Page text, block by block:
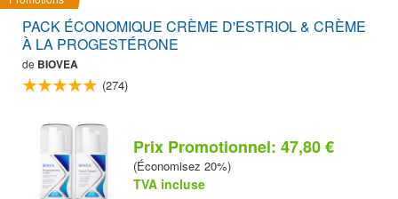
PACK ÉCONOMIQUE CRÈME D'ESTRIOL & CRÈME
À LA PROGESTÉRONE
de BIOVEA
(274)
Prix Promotionnel: 47,80 €
(Économisez 20%)
TVA incluse